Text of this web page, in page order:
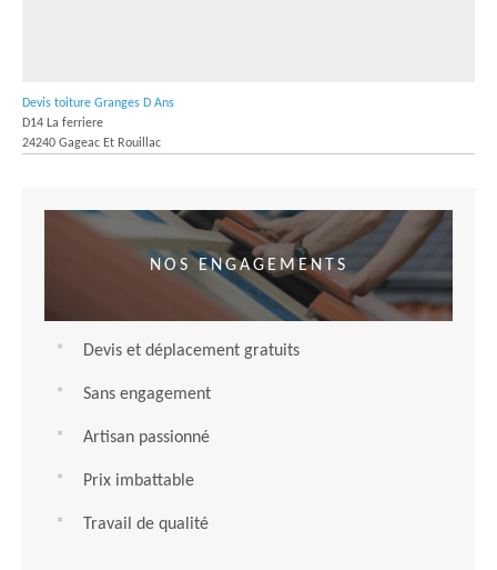
Devis toiture Granges D Ans
D14 La ferriere
24240 Gageac Et Rouillac
NOS ENGAGEMENTS
Devis et déplacement gratuits
Sans engagement
Artisan passionné
Prix imbattable
Travail de qualité